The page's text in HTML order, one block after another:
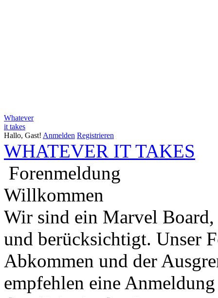
Whatever
it takes
Hallo, Gast! Anmelden Registrieren
WHATEVER IT TAKES
Forenmeldung
Willkommen
Wir sind ein Marvel
und berücksichtigt. Unser
Abkommen und der
empfehlen eine